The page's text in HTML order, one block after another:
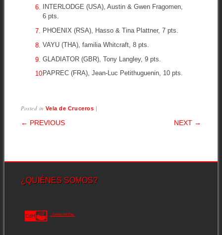
INTERLODGE (USA), Austin & Gwen Fragomen,
6 pts.
PHOENIX (RSA), Hasso & Tina Plattner, 7 pts.
VAYU (THA), familia Whitcraft, 8 pts.
GLADIATOR (GBR), Tony Langley, 9 pts.
PAPREC (FRA), Jean-Luc Petithuguenin, 10 pts.
Posted inVela de Cruceros |
POST NAVIGATION
← PREVIOUS NEXT →
¿QUIÉNES SOMOS?